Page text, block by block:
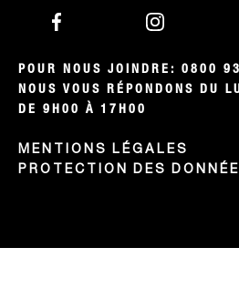
POUR NOUS JOINDRE: 0800
NOUS VOUS RÉPONDONS DU
DE 9H00 À 17H00
MENTIONS LÉGALES
PROTECTION DES